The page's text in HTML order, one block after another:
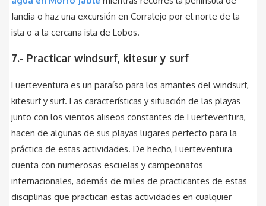
Jandia o haz una excursión en Corralejo por el norte de la
isla o a la cercana isla de Lobos.
7.- Practicar windsurf, kitesur y surf
Fuerteventura es un paraíso para los amantes del windsurf,
kitesurf y surf. Las características y situación de las playas
junto con los vientos aliseos constantes de Fuerteventura,
hacen de algunas de sus playas lugares perfecto para la
práctica de estas actividades. De hecho, Fuerteventura
cuenta con numerosas escuelas y campeonatos
internacionales, además de miles de practicantes de estas
disciplinas que practican estas actividades en cualquier